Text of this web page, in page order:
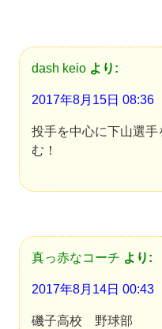
dash keio より:
2017年8月15日 08:36
投手を中心に下山選
む！
真っ赤なコーチ より:
2017年8月14日 00:43
磯子高校 野球部